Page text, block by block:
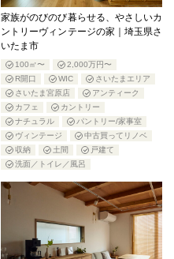
家族がのびのび暮らせる、やさしいカ
ントリーヴィンテージの家｜埼玉県さ
いたま市
100㎡〜
2,000万円〜
R開口
WIC
さいたまエリア
さいたま宮原店
アンティーク
カフェ
カントリー
ナチュラル
パントリー/家事室
ヴィンテージ
中古買ってリノベ
収納
土間
戸建て
洗面／トイレ／風呂